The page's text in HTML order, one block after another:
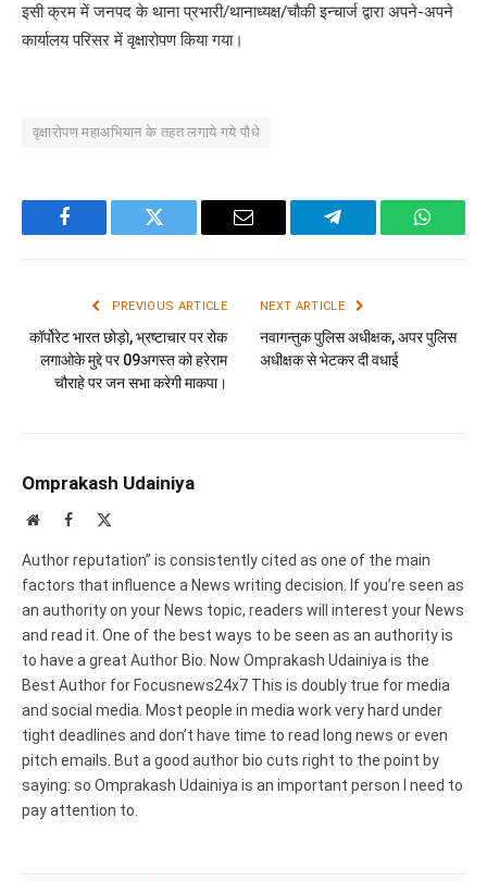
इसी क्रम में जनपद के थाना प्रभारी/थानाध्यक्ष/चौकी इन्चार्ज द्वारा अपने-अपने
कार्यालय परिसर में वृक्षारोपण किया गया।
वृक्षारोपण महाअभियान के तहत लगाये गये पौधे
Facebook Twitter Email Telegram
PREVIOUS ARTICLE
कॉर्पोरेट भारत छोड़ो, भ्रष्टाचार पर रोक
लगाओके मुद्दे पर 09अगस्त को हरेराम
चौराहे पर जन सभा करेगी माकपा।
NEXT ARTICLE
नवागन्तुक पुलिस अधीक्षक, अपर पुलिस
अधीक्षक से भेटकर दी वधाई
Omprakash Udainiya
WebsiteFacebook
Author reputation” is consistently cited as one of the main
factors that influence a News writing decision. If you’re seen as
an authority on your News topic, readers will interest your News
and read it. One of the best ways to be seen as an authority is
to have a great Author Bio. Now Omprakash Udainiya is the
Best Author for Focusnews24x7 This is doubly true for media
and social media. Most people in media work very hard under
tight deadlines and don’t have time to read long news or even
pitch emails. But a good author bio cuts right to the point by
saying: so Omprakash Udainiya is an important person I need to
pay attention to.